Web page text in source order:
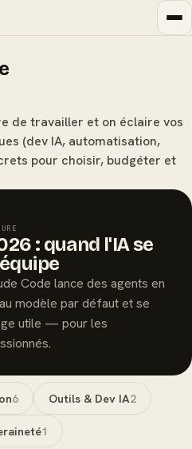
de travailler et on éclaire vos
(dev IA, automatisation,
pour choisir, budgéter et
: quand l'IA se
Code lance des agents en
modèle par défaut et se
utile — pour les
6 Outils & Dev IA2
1